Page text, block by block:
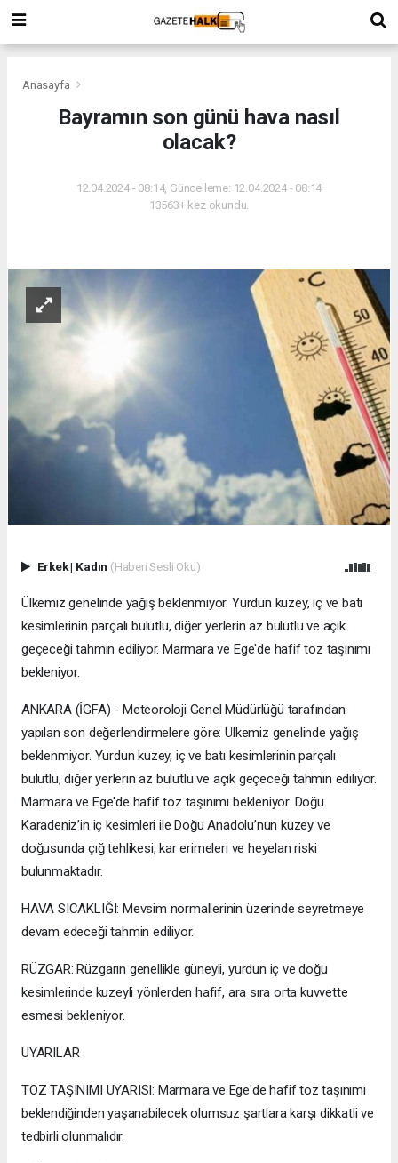
Anasayfa
Bayramın son günü hava nasıl
olacak?
12.04.2024 - 08:14, Güncelleme: 12.04.2024 - 08:14
13563+ kez okundu.
Erkek| Kadın (Haberi Sesli Oku)
Ülkemiz genelinde yağış beklenmiyor. Yurdun kuzey, iç ve batı
kesimlerinin parçalı bulutlu, diğer yerlerin az bulutlu ve açık
geçeceği tahmin ediliyor. Marmara ve Ege'de hafif toz taşınımı
bekleniyor.
ANKARA (İGFA) - Meteoroloji Genel Müdürlüğü tarafından
yapılan son değerlendirmelere göre: Ülkemiz genelinde yağış
beklenmiyor. Yurdun kuzey, iç ve batı kesimlerinin parçalı
bulutlu, diğer yerlerin az bulutlu ve açık geçeceği tahmin ediliyor.
Marmara ve Ege'de hafif toz taşınımı bekleniyor. Doğu
Karadeniz’in iç kesimleri ile Doğu Anadolu’nun kuzey ve
doğusunda çığ tehlikesi, kar erimeleri ve heyelan riski
bulunmaktadır.
HAVA SICAKLIĞI: Mevsim normallerinin üzerinde seyretmeye
devam edeceği tahmin ediliyor.
RÜZGAR: Rüzgarın genellikle güneyli, yurdun iç ve doğu
kesimlerinde kuzeyli yönlerden hafif, ara sıra orta kuvvette
esmesi bekleniyor.
UYARILAR
TOZ TAŞINIMI UYARISI: Marmara ve Ege'de hafif toz taşınımı
beklendiğinden yaşanabilecek olumsuz şartlara karşı dikkatli ve
tedbirli olunmalıdır.